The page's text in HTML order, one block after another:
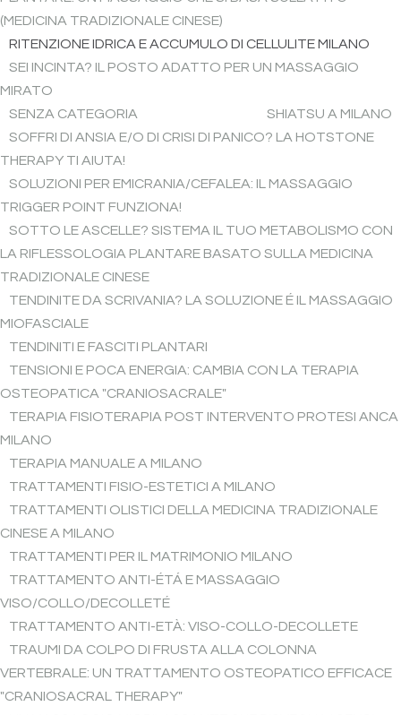
(MEDICINA TRADIZIONALE CINESE)
RITENZIONE IDRICA E ACCUMULO DI CELLULITE MILANO
SEI INCINTA? IL POSTO ADATTO PER UN MASSAGGIO
MIRATO
SENZA CATEGORIA
SHIATSU A MILANO
SOFFRI DI ANSIA E/O DI CRISI DI PANICO? LA HOTSTONE
THERAPY TI AIUTA!
SOLUZIONI PER EMICRANIA/CEFALEA: IL MASSAGGIO
TRIGGER POINT FUNZIONA!
SOTTO LE ASCELLE? SISTEMA IL TUO METABOLISMO CON
LA RIFLESSOLOGIA PLANTARE BASATO SULLA MEDICINA
TRADIZIONALE CINESE
TENDINITE DA SCRIVANIA? LA SOLUZIONE É IL MASSAGGIO
MIOFASCIALE
TENDINITI E FASCITI PLANTARI
TENSIONI E POCA ENERGIA: CAMBIA CON LA TERAPIA
OSTEOPATICA "CRANIOSACRALE"
TERAPIA FISIOTERAPIA POST INTERVENTO PROTESI ANCA
MILANO
TERAPIA MANUALE A MILANO
TRATTAMENTI FISIO-ESTETICI A MILANO
TRATTAMENTI OLISTICI DELLA MEDICINA TRADIZIONALE
CINESE A MILANO
TRATTAMENTI PER IL MATRIMONIO MILANO
TRATTAMENTO ANTI-ÉTÁ E MASSAGGIO
VISO/COLLO/DECOLLETÉ
TRATTAMENTO ANTI-ETÀ: VISO-COLLO-DECOLLETE
TRAUMI DA COLPO DI FRUSTA ALLA COLONNA
VERTEBRALE: UN TRATTAMENTO OSTEOPATICO EFFICACE
"CRANIOSACRAL THERAPY"